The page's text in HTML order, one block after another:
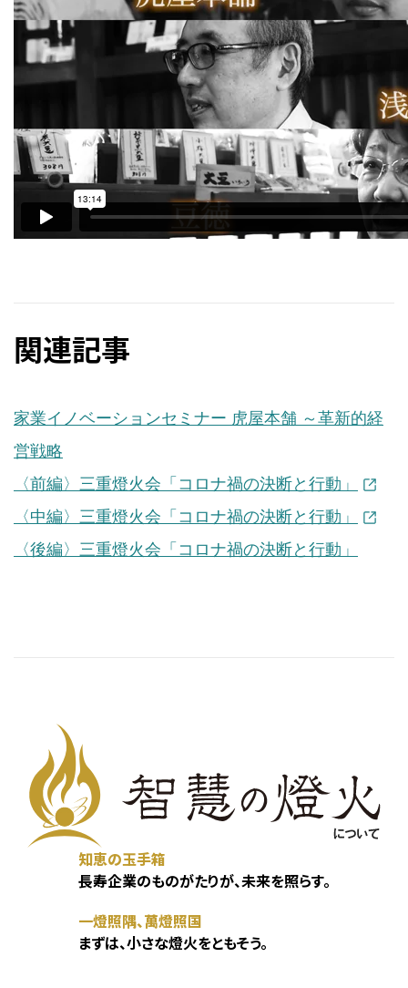
関連記事
家業イノベーションセミナー 虎屋本舗 ～革新的経
営戦略
〈前編〉三重燈火会「コロナ禍の決断と行動」
〈中編〉三重燈火会「コロナ禍の決断と行動」
〈後編〉三重燈火会「コロナ禍の決断と行動」
知恵の玉手箱
長寿企業のものがたりが、未来を照らす。
一燈照隅、萬燈照国
まずは、小さな燈火をともそう。